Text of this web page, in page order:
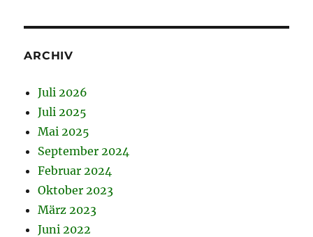
ARCHIV
Juli 2026
Juli 2025
Mai 2025
September 2024
Februar 2024
Oktober 2023
März 2023
Juni 2022